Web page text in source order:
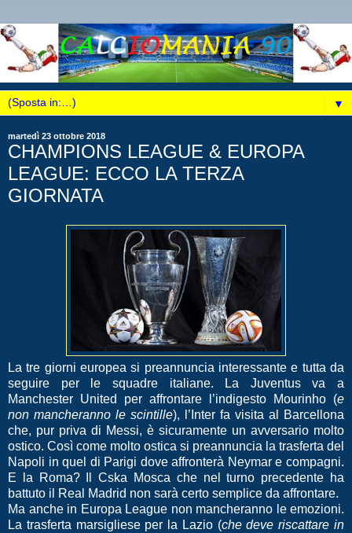
▼
martedì 23 ottobre 2018
CHAMPIONS LEAGUE & EUROPA
LEAGUE: ECCO LA TERZA
GIORNATA
La tre giorni europea si preannuncia interessante e tutta da
seguire per le squadre italiane. La Juventus va a
Manchester United per affrontare l’indigesto Mourinho (e
non mancheranno le scintille), l’Inter fa visita al Barcellona
che, pur priva di Messi, è sicuramente un avversario molto
ostico. Così come molto ostica si preannuncia la trasferta del
Napoli in quel di Parigi dove affronterà Neymar e compagni.
E la Roma? Il Cska Mosca che nel turno precedente ha
battuto il Real Madrid non sarà certo semplice da affrontare.
Ma anche in Europa League non mancheranno le emozioni.
La trasferta marsigliese per la Lazio (che deve riscattare in